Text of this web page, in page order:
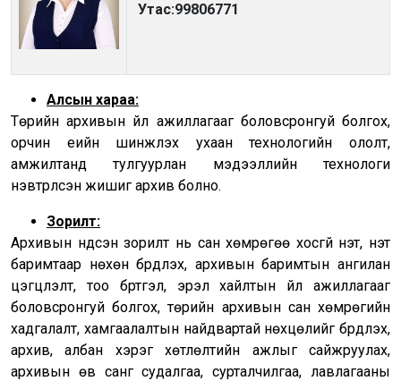
Утас:99806771
Алсын хараа:
Төрийн архивын үйл ажиллагааг боловсронгуй болгох,
орчин үеийн шинжлэх ухаан технологийн ололт,
амжилтанд тулгуурлан мэдээллийн технологи
нэвтрүүлсэн жишиг архив болно.
Зорилт:
Архивын үндсэн зорилт нь сан хөмрөгөө хосгүй үнэт, үнэт
баримтаар нөхөн бүрдүүлэх, архивын баримтын ангилан
цэгцлэлт, тоо бүртгэл, эрэл хайлтын үйл ажиллагааг
боловсронгуй болгох, төрийн архивын сан хөмрөгийн
хадгалалт, хамгаалалтын найдвартай нөхцөлийг бүрдүүлэх,
архив, албан хэрэг хөтлөлтийн ажлыг сайжруулах,
архивын өв санг судалгаа, сурталчилгаа, лавлагааны